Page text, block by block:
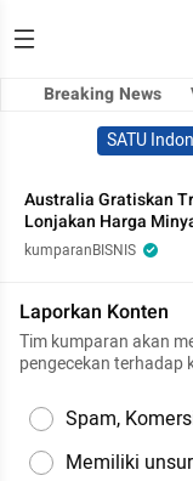
Breaking News
SATU
Australia Gratiskan
Lonjakan Harga
kumparanBISNIS
Laporkan Konten
Tim kumparan akan
pengecekan terhadap
Spam,
Memiliki